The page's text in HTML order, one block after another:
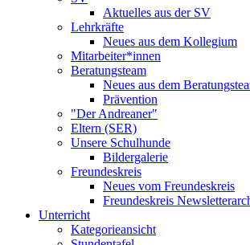
Aktuelles aus der SV
Lehrkräfte
Neues aus dem Kollegium
Mitarbeiter*innen
Beratungsteam
Neues aus dem
Prävention
"Der Andreaner"
Eltern (SER)
Unsere Schulhunde
Bildergalerie
Freundeskreis
Neues vom Freundeskreis
Freundeskreis
Unterricht
Kategorieansicht